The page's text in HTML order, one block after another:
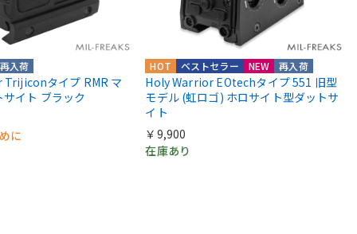
再入荷
タイプ RMR マ
イト ブラック
に
HOT NEW 再入荷
ベストセラー
Holy Warrior EOtechタイプ 551 旧型
モデル (虹ロゴ) ホロサイト型ダットサ
イト
￥9,900
在庫あり